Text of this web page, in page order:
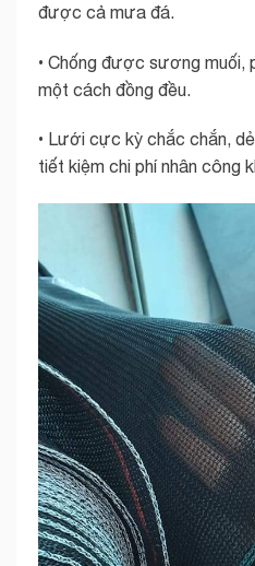
được cả mưa đá.
• Chống được sương muối,
một cách đồng đều.
• Lưới cực kỳ chắc chắn,
tiết kiệm chi phí nhân công